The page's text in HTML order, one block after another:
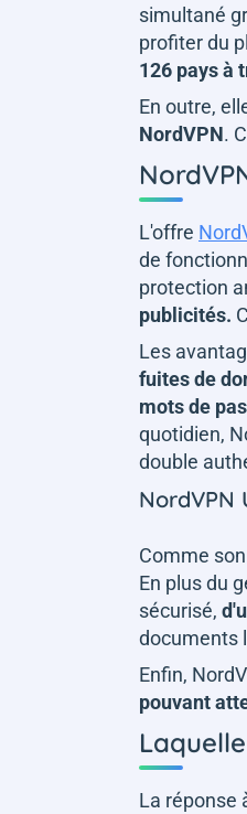
simultané
profiter du
126 pays à
En outre,
NordVPN.
L'offre
de
protection
publicités.
Les
fuites de
mots de
quotidien,
double
NordVPN
Comme
En plus du
sécurisé,
documents
Enfin,
pouvant
La réponse